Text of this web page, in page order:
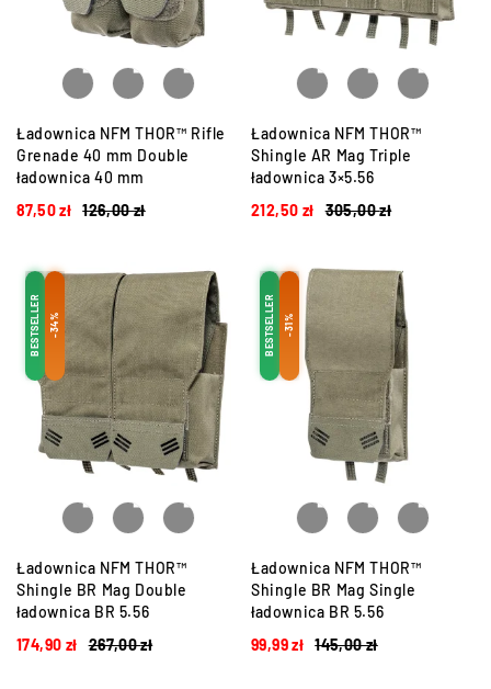
Ładownica NFM THOR™ Rifle
Grenade 40 mm Double
ładownica 40 mm
126,00zł
87,50zł
Ładownica NFM THOR™
Shingle AR Mag Triple
ładownica 3×5.56
305,00zł
212,50 zł
BESTSELLER -34%
Ładownica NFM THOR™
Shingle BR Mag Double
ładownica BR 5.56
267,00zł
174,90 zł
BESTSELLER -31%
Ładownica NFM THOR™
Shingle BR Mag Single
ładownica BR 5.56
145,00zł
99,99zł